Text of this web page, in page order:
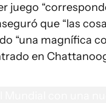
juego
que “las
“una magnífica
en